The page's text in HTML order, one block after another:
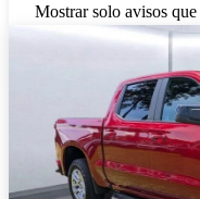
Mostrar solo avisos